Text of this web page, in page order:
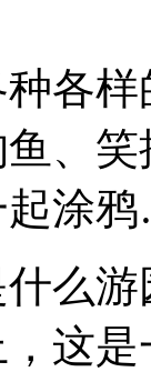
各
、
起涂
么
这